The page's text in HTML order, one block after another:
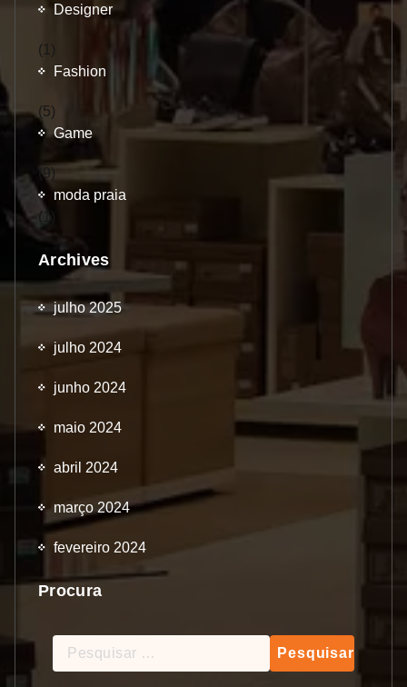
Designer
(1)
Fashion
(5)
Game
(9)
moda praia
(1)
Archives
julho 2025
julho 2024
junho 2024
maio 2024
abril 2024
março 2024
fevereiro 2024
Procura
Pesquisar
por: